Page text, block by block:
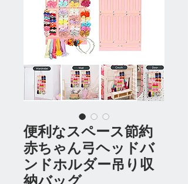
便利なスペース節約
赤ちゃん弓ヘッドバ
ンドホルダー吊り収